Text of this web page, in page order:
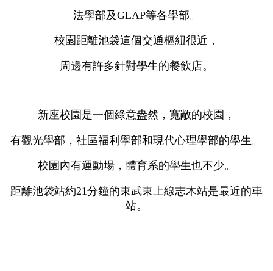
法學部及GLAP等各學部。
校園距離池袋這個交通樞紐很近，
周邊有許多針對學生的餐飲店。
新座校園是一個綠意盎然，寬敞的校園，
有觀光學部，社區福利學部和現代心理學部的學生。
校園內有運動場，體育系的學生也不少。
距離池袋站約21分鐘的東武東上線志木站是最近的車
站。